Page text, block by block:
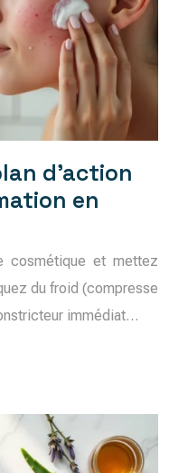
d’action
en
cosmétique et mettez
du froid (compresse
immédiat…